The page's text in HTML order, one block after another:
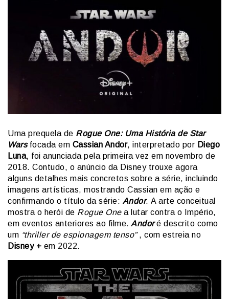
Uma prequela de Rogue One: Uma História de Star
Wars focada em Cassian Andor, interpretado por Diego
Luna, foi anunciada pela primeira vez em novembro de
2018. Contudo, o anúncio da Disney trouxe agora
alguns detalhes mais concretos sobre a série, incluindo
imagens artísticas, mostrando Cassian em ação e
confirmando o título da série: Andor. A arte conceitual
mostra o herói de Rogue Onea lutar contra o Império,
em eventos anteriores ao filme. Andor é descrito como
um “thriller de espionagem tenso”, com estreia no
Disney + em 2022.